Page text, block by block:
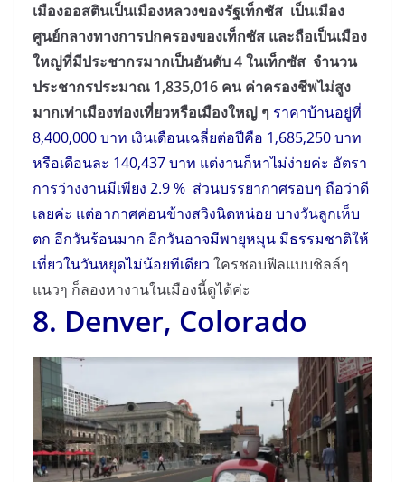
เมืองออสตินเป็นเมืองหลวงของรัฐเท็กซัส เป็นเมือง
ศูนย์กลางทางการปกครองของเท็กซัส และถือเป็นเมือง
ใหญ่ที่มีประชากรมากเป็นอันดับ 4 ในเท็กซัส จำนวน
ประชากรประมาณ 1,835,016 คน ค่าครองชีพไม่สูง
มากเท่าเมืองท่องเที่ยวหรือเมืองใหญ่ ๆ ราคาบ้านอยู่ที่
8,400,000 บาท เงินเดือนเฉลี่ยต่อปีคือ 1,685,250 บาท
หรือเดือนละ 140,437 บาท แต่งานก็หาไม่ง่ายค่ะ อัตรา
การว่างงานมีเพียง 2.9 % ส่วนบรรยากาศรอบๆ ถือว่าดี
เลยค่ะ แต่อากาศค่อนข้างสวิงนิดหน่อย บางวันลูกเห็บ
ตก อีกวันร้อนมาก อีกวันอาจมีพายุหมุน มีธรรมชาติให้
เที่ยวในวันหยุดไม่น้อยทีเดียว ใครชอบฟีลแบบชิลล์ๆ
แนวๆ ก็ลองหางานในเมืองนี้ดูได้ค่ะ
8. Denver, Colorado